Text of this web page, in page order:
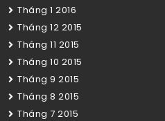
Tháng 1 2016
Tháng 12 2015
Tháng 11 2015
Tháng 10 2015
Tháng 9 2015
Tháng 8 2015
Tháng 7 2015